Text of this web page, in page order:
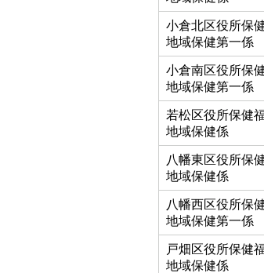
小倉北区役所保
地域保健第一係
小倉南区役所保
地域保健第一係
若松区役所保健
地域保健係
八幡東区役所保
地域保健係
八幡西区役所保
地域保健第一係
戸畑区役所保健
地域保健係